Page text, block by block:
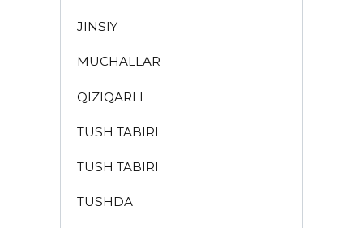
JINSIY
MUCHALLAR
QIZIQARLI
TUSH TABIRI
TUSH TABIRI
TUSHDA